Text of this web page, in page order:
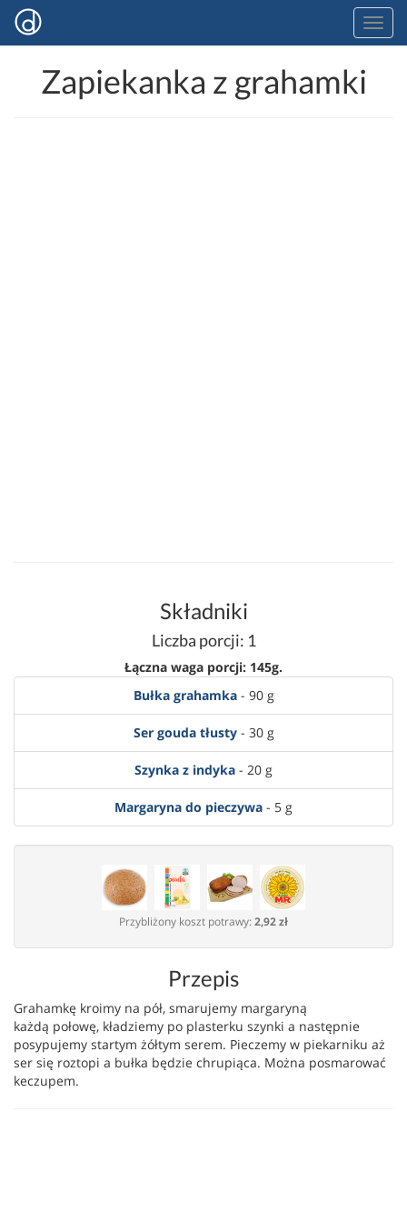
Zapiekanka z grahamki
Składniki
Liczba porcji: 1
Łączna waga porcji: 145g.
Bułka grahamka- 90 g
Ser gouda tłusty- 30 g
Szynka z indyka - 20 g
Margaryna do pieczywa - 5 g
Przybliżony koszt potrawy:2,92 zł
Przepis
Grahamkę kroimy na pół, smarujemy margaryną
każdą połowę, kładziemy po plasterku szynki a następnie
posypujemy startym żółtym serem. Pieczemy w piekarniku aż
ser się roztopi a bułka będzie chrupiąca. Można posmarować
keczupem.